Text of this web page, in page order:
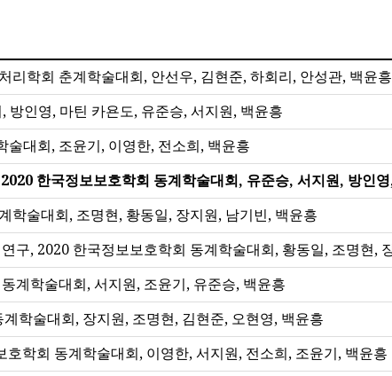
학회 춘계학술대회, 안선우, 김현준, 하회리, 안성관, 백윤흥
인영, 마틴 카욘도, 유준승, 서지원, 백윤흥
대회, 조윤기, 이영한, 전소희, 백윤흥
국정보보호학회 동계학술대회, 유준승, 서지원, 방인영
학술대회, 조명현, 황동일, 장지원, 남기빈, 백윤흥
구, 2020 한국정보보호학회 동계학술대회, 황동일, 조명현,
계학술대회, 서지원, 조윤기, 유준승, 백윤흥
학술대회, 장지원, 조명현, 김현준, 오현영, 백윤흥
학회 동계학술대회, 이영한, 서지원, 전소희, 조윤기, 백윤흥